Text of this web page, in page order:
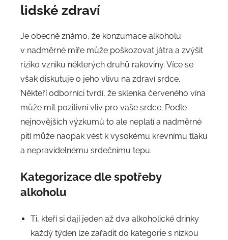
lidské zdraví
Je obecně známo, že konzumace alkoholu
v nadměrné míře může poškozovat játra a zvýšit
riziko vzniku některých druhů rakoviny. Více se
však diskutuje o jeho vlivu na zdraví srdce.
Někteří odborníci tvrdí, že sklenka červeného vína
může mít pozitivní vliv pro vaše srdce. Podle
nejnovějších výzkumů to ale neplatí a nadměrné
pití může naopak vést k vysokému krevnímu tlaku
a nepravidelnému srdečnímu tepu.
Kategorizace dle spotřeby
alkoholu
Ti, kteří si dají jeden až dva alkoholické drinky
každý týden lze zařadit do kategorie s nízkou